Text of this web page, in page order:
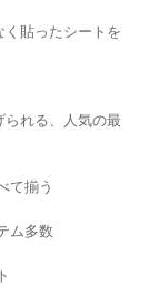
貼ったシートを
られる、人気の最
て揃う
ム多数